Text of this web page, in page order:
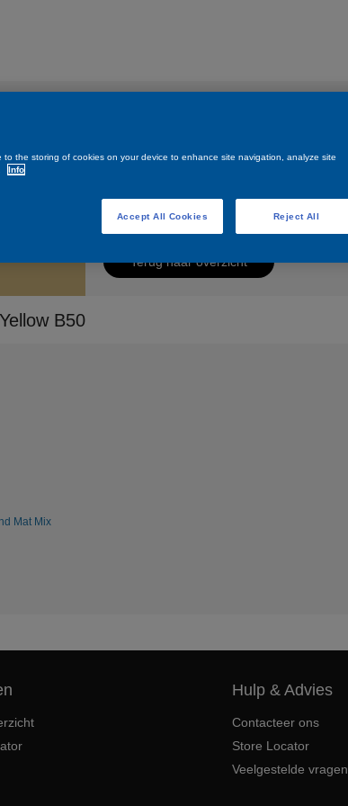
Shady Yellow B50
Terug naar overzicht
B50
Mat Mix
Hulp & Advies
Contacteer ons
Store Locator
Veelgestelde vragen
to the storing of cookies on your device to enhance site navigation, analyze site
Info
Reject All
Accept All Cookies